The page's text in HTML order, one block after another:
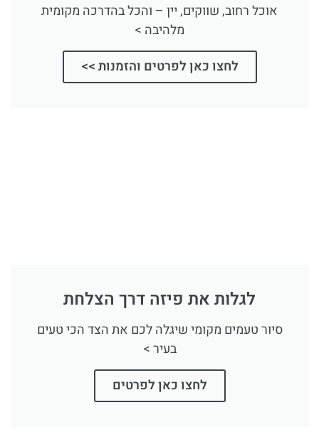
אוכל רחוב, שווקים, יין – והכל בהדרכה מקומית
מלהיבה >
לחצו כאן לפרטים והזמנות >>
לגלות את פיזה דרך הצלחת
סיור טעמים מקומי שיגלה לכם את הצד הכי טעים
בעיר >
לחצו כאן לפרטים